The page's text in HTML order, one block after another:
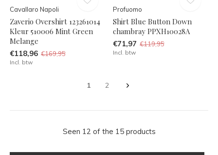
Cavallaro Napoli
Zaverio Overshirt 123261014
Kleur 510006 Mint Green
Melange
€118,96 €169,95
Incl. btw
Profuomo
Shirt Blue Button Down
chambray PPXH10028A
€71,97 €119,95
Incl. btw
1 2
Seen 12 of the 15 products